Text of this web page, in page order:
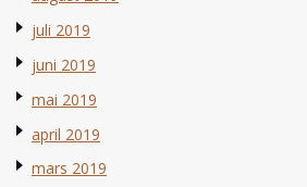
juli 2019
juni 2019
mai 2019
april 2019
mars 2019